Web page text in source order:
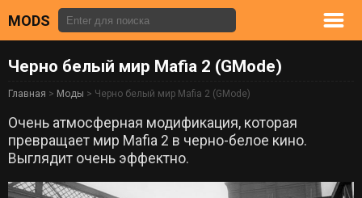
MODS
Черно белый мир Mafia 2 (GMode)
Главная > Моды > Черно белый мир Mafia 2 (GMode)
Очень атмосферная модификация, которая
превращает мир Mafia 2 в черно-белое кино.
Выглядит очень эффектно.